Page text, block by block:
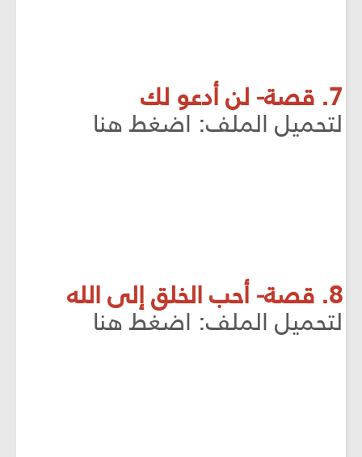
7. قصة- لن أدعو لك
لتحميل الملف: اضغط هنا
8. قصة- أحب الخلق إلى الله
لتحميل الملف: اضغط هنا